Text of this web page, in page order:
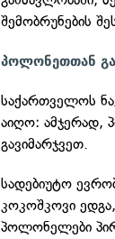
შემობრუნების
პოლონეთთან
საქართველოს
აიღო: ამჯერად,
გავიმარჯვეთ.
სადებიუტო
კოკოშკოვი
პოლონელები